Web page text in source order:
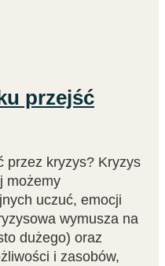
przejść
przez kryzys? Kryzys
możemy
uczuć, emocji
wymusza na
dużego) oraz
i zasobów,